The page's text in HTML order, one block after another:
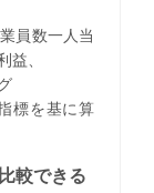
員数一人当
益、
標を基に算
較できる